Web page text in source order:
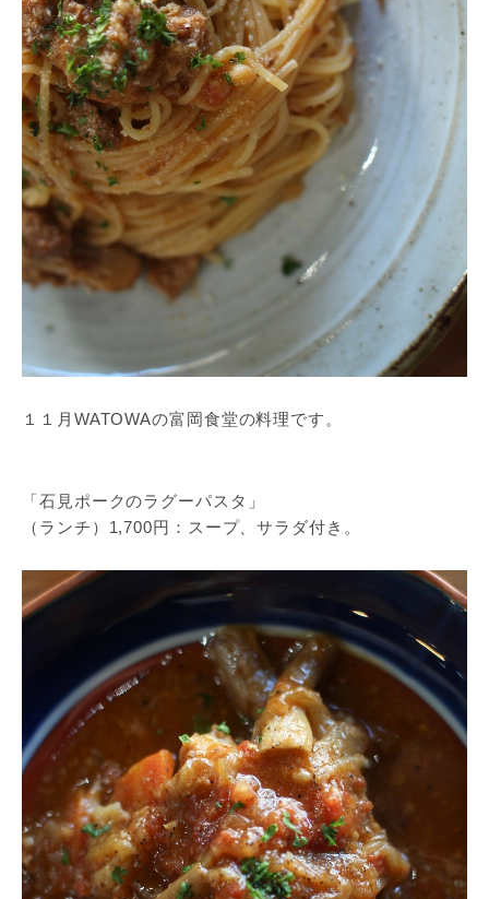
１１月WATOWAの富岡食堂の料理です。
「石見ポークのラグーパスタ」
（ランチ）1,700円：スープ、サラダ付き。